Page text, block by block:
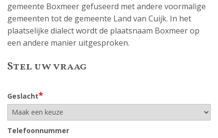
gemeente Boxmeer gefuseerd met andere voormalige
gemeenten tot de gemeente Land van Cuijk. In het
plaatselijke dialect wordt de plaatsnaam Boxmeer op
een andere manier uitgesproken.
Stel uw vraag
Geslacht*
Telefoonnummer